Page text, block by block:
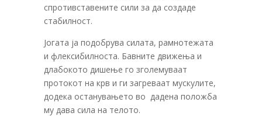
спротивставените сили за да создаде
стабилност.
Јогата ја подобрува силата, рамнотежата
и флексибилноста. Бавните движења и
длабокото дишење го зголемуваат
протокот на крв и ги загреваат мускулите,
додека останувањето во дадена положба
му дава сила на телото.